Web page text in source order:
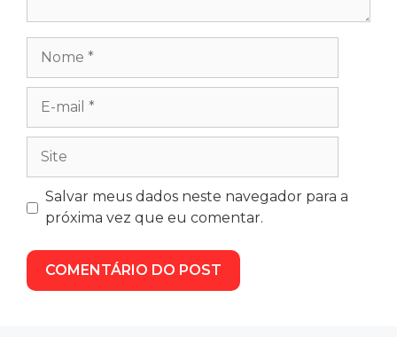
Salvar meus dados neste navegador para a
próxima vez que eu comentar.